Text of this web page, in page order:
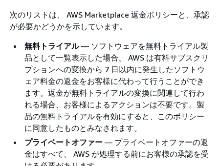
次のリストは、 AWS Marketplace 返金ポリシーと、承認
が必要かどうかを示しています。
無料トライアル— ソフトウェアを無料トライアル製
品として一覧表示した場合、 AWS は有料サブスクリ
プションへの変換から 7 日以内に発生したソフトウ
ェア料金の返金をお客様に代わって行うことができ
ます。返金が無料トライアルの変換に関連して行わ
れる場合、お客様によるアクションは不要です。製
品の無料トライアルを有効にすると、このポリシー
に同意したものとみなされます。
プライベートオファー — プライベートオファーの返
金はすべて、 AWS が処理する前にお客様の承認を受